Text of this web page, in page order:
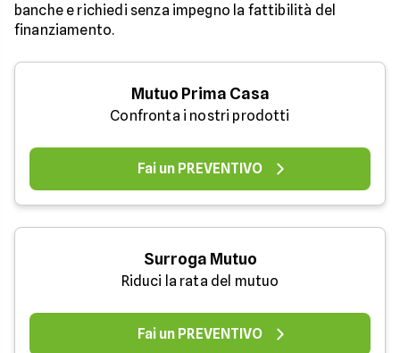
banche e richiedi senza impegno la fattibilità del
finanziamento.
Mutuo Prima Casa
Confronta i nostri prodotti
Fai un PREVENTIVO
Surroga Mutuo
Riduci la rata del mutuo
Fai un PREVENTIVO